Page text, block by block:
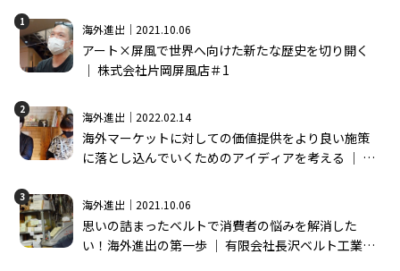
1
海外進出｜2021.10.06
アート×屏風で世界へ向けた新たな歴史を切り開く
│ 株式会社片岡屏風店＃1
2
海外進出｜2022.02.14
海外マーケットに対しての価値提供をより良い施策
に落とし込んでいくためのアイディアを考える │ 株
3
海外進出｜2021.10.06
思いの詰まったベルトで消費者の悩みを解消した
い！海外進出の第一歩 │ 有限会社長沢ベルト工業＃